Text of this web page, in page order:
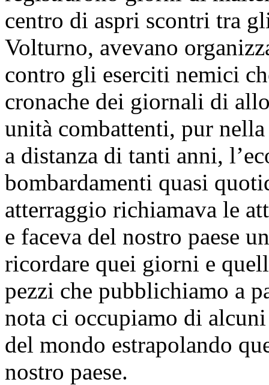
centro di aspri scontri tra
Volturno, avevano
contro gli eserciti nemici
cronache dei giornali di
unità combattenti, pur
a distanza di tanti anni,
bombardamenti quasi
atterraggio richiamava le
e faceva del nostro paese
ricordare quei giorni e
pezzi che pubblichiamo a
nota ci occupiamo di
del mondo estrapolando
nostro paese.